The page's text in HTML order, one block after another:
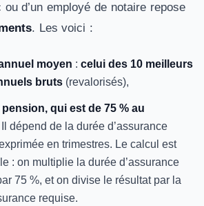
ou d’un employé de notaire repose
. Les voici :
moyen : celui des 10 meilleurs
bruts (revalorisés),
pension, qui est de 75 % au
Il dépend de la durée d’assurance
en trimestres. Le calcul est
: on multiplie la durée d’assurance
75 %, et on divise le résultat par la
requise.